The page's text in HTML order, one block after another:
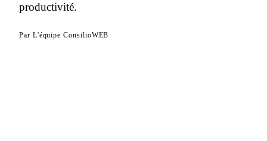
productivité.
Par L'équipe ConsilioWEB